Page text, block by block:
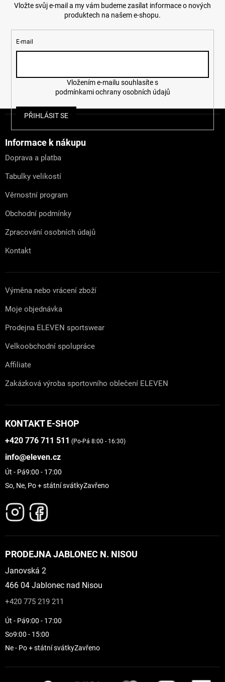
Vložte svůj e-mail a my vám budeme zasílat informace o nových
produktech na našem e-shopu.
E-mail
podmínkami ochrany osobních údajů
PŘIHLÁSIT SE
Informace k nákupu
Doprava a platba
Tabulky velikostí
Věrnostní program
Obchodní podmínky
Zpracování osobních údajů
Kontakt
Výměna nebo vrácení zboží
Moje objednávka
Prodejna ELEVEN sportswear
Velkoobchodní spolupráce
Affiliate
Zakázková výroba sportovního oblečení ELEVEN
KONTAKT E-SHOP
+420 776 711 511 (Po-Pá 8:00 - 16:30)
info@eleven.cz
Út - Pá9:00 - 17:00
So, Ne, Po + státní svátkyZavřeno
PRODEJNA JABLONEC N. NISOU
Janovská 2
466 04 Jablonec nad Nisou
+420 775 219 211
Út - Pá9:00 - 17:00
So9:00 - 15:00
Ne - Po + státní svátkyZavřeno